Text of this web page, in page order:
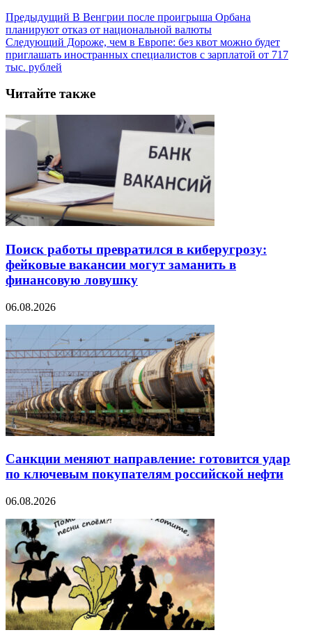
Предыдущий В Венгрии после проигрыша Орбана
планируют отказ от национальной валюты
Следующий Дороже, чем в Европе: без квот можно будет
приглашать иностранных специалистов с зарплатой от 717
тыс. рублей
Читайте также
Поиск работы превратился в киберугрозу:
фейковые вакансии могут заманить в
финансовую ловушку
06.08.2026
Санкции меняют направление: готовится удар
по ключевым покупателям российской нефти
06.08.2026